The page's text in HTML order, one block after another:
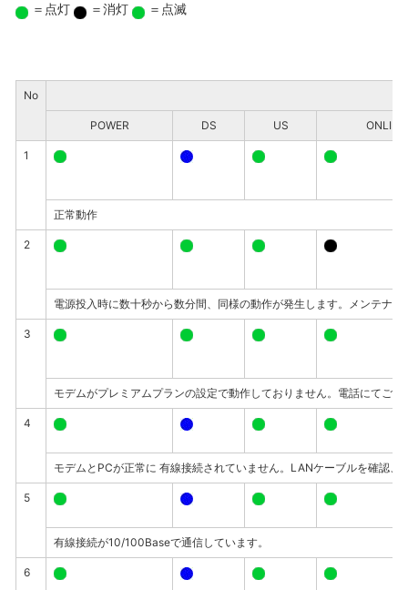
＝点灯 ＝消灯 ＝点滅
No
POWER DS US
1
正常動作
2
電源投入時に数十秒から数分間、同様の動作が発生します。メンテナ
3
モデムがプレミアムプランの設定で動作しておりません。電話にてご連
4
モデムとPCが正常に 有線接続されていません。LANケーブルを確認
5
有線接続が10/100Baseで通信しています。
6